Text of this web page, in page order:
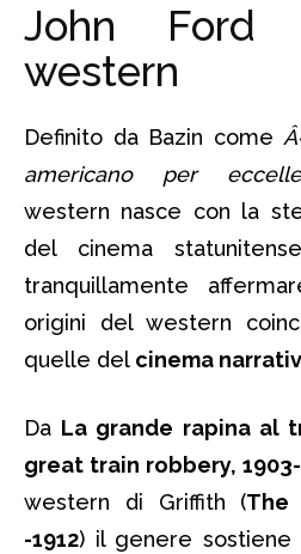
John
western
Definito da Bazin come
americano per
western nasce con la
del cinema
tranquillamente
origini del western
quelle del cinema
Da La grande rapina al
great train robbery,
western di Griffith (The
-1912) il genere sostiene